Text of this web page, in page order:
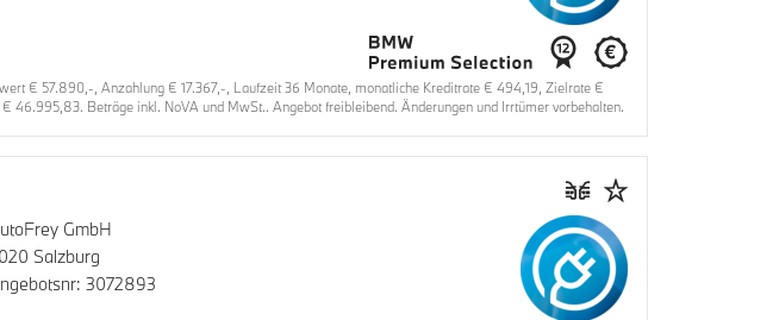
€ 57.890,-, Anzahlung € 17.367,-, Laufzeit 36 Monate, monatliche Kreditrate € 494,19, Zielrate €
Beträge inkl. NoVA und MwSt.. Angebot freibleibend. Änderungen und Irrtümer vorbehalten.
GmbH
Salzburg
3072893